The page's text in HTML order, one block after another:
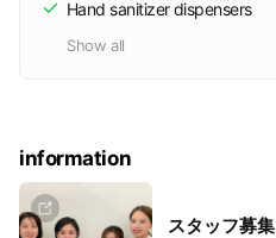
Hand sanitizer dispensers
Show all
information
スタッフ募集